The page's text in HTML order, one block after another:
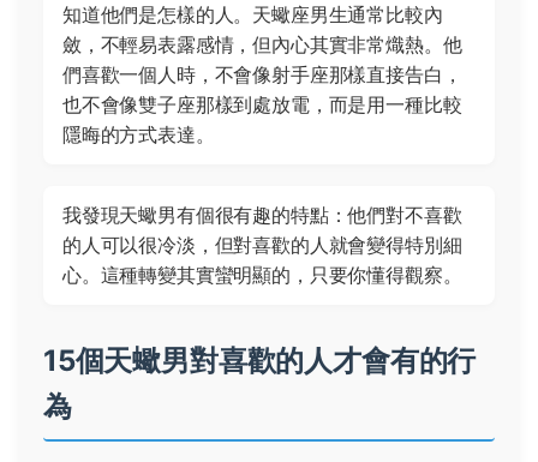
知道他們是怎樣的人。天蠍座男生通常比較內
斂，不輕易表露感情，但內心其實非常熾熱。他
們喜歡一個人時，不會像射手座那樣直接告白，
也不會像雙子座那樣到處放電，而是用一種比較
隱晦的方式表達。
我發現天蠍男有個很有趣的特點：他們對不喜歡
的人可以很冷淡，但對喜歡的人就會變得特別細
心。這種轉變其實蠻明顯的，只要你懂得觀察。
15個天蠍男對喜歡的人才會有的行
為